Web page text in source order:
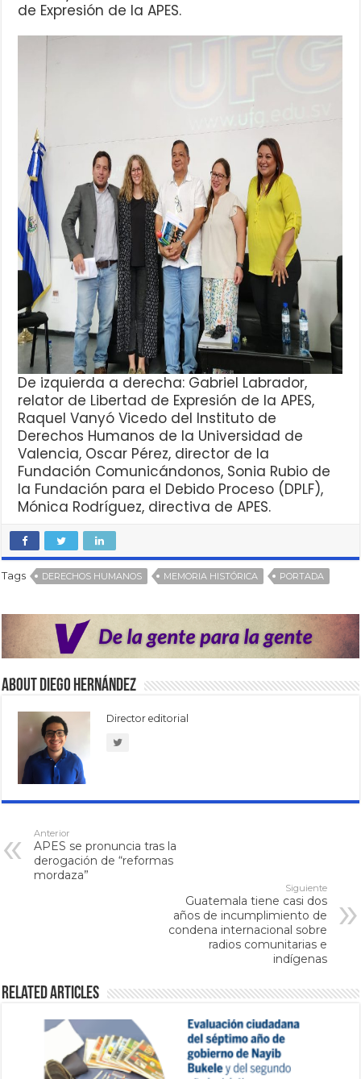
de Expresión de la APES.
De izquierda a derecha: Gabriel Labrador,
relator de Libertad de Expresión de la APES,
Raquel Vanyó Vicedo del Instituto de
Derechos Humanos de la Universidad de
Valencia, Oscar Pérez, director de la
Fundación Comunicándonos, Sonia Rubio de
la Fundación para el Debido Proceso (DPLF),
Mónica Rodríguez, directiva de APES.
Tags DERECHOS HUMANOS MEMORIA HISTÓRICA PORTADA
About Diego Hernández
Director editorial
Anterior
APES se pronuncia tras la
derogación de “reformas
mordaza”
Siguiente
Guatemala tiene casi dos
años de incumplimiento de
condena internacional sobre
radios comunitarias e
indígenas
Related Articles